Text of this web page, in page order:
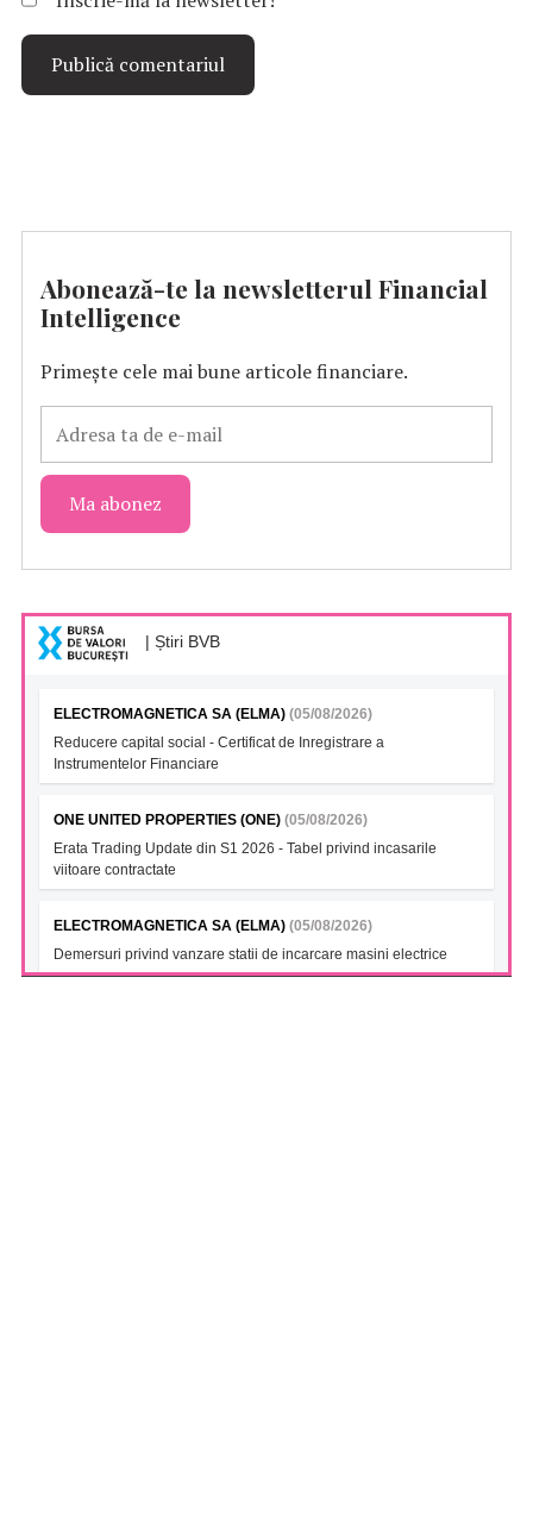
Abonează-te la newsletterul Financial
Intelligence
Primește cele mai bune articole financiare.
| Știri BVB
ELECTROMAGNETICA SA (ELMA) (05/08/2026)
Reducere capital social - Certificat de Inregistrare a
Instrumentelor Financiare
ONE UNITED PROPERTIES (ONE) (05/08/2026)
Erata Trading Update din S1 2026 - Tabel privind incasarile
viitoare contractate
ELECTROMAGNETICA SA (ELMA) (05/08/2026)
Demersuri privind vanzare statii de incarcare masini electrice